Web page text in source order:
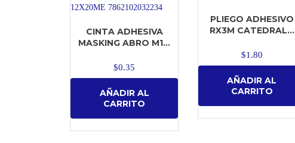
CINTA ADHESIVA
MASKING ABRO M1...
$0.35
AÑADIR AL
CARRITO
PLIEGO ADHESIVO
RX3M CATEDRAL...
$1.80
AÑADIR AL
CARRITO